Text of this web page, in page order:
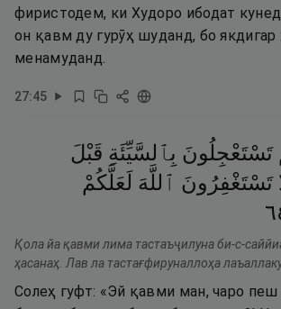
фиристодем, ки Худоро ибодат
он қавм ду гурӯҳ шуданд, бо якдигар
менамуданд.
27:45
تَسْتَعْجِلُونَ بِٱلسَّيِّئَةِ قَبْلَ
تَسْتَغْفِرُونَ ٱللَّهَ لَعَلَّكُمْ
Қола йа қавми лима тастаъҷилуна би-с-
ҳасанаҳ. Лав ла тастағфируналлоҳа
Солеҳ гуфт: «Эй қавми ман, чаро пеш